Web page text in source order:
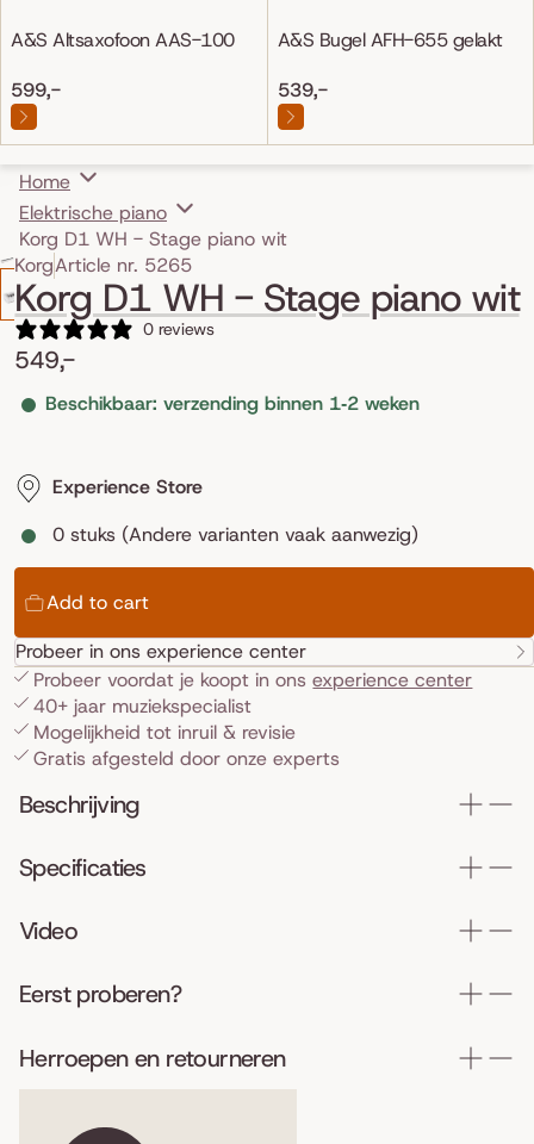
A&S Altsaxofoon AAS-100
599,-
A&S Bugel AFH-655 gelakt
539,-
Home
Elektrische piano
Korg D1 WH - Stage piano wit
Skip to product information
KorgArticle nr. 5265
Korg D1 WH - Stage piano wit
0 reviews
549,-
Beschikbaar: verzending binnen 1‑2 weken
Experience Store
0 stuks (Andere varianten vaak aanwezig)
Add to cart
Probeer in ons experience center
Probeer voordat je koopt in onsexperience center
40+ jaar muziekspecialist
Mogelijkheid tot inruil & revisie
Gratis afgesteld door onze experts
Beschrijving
Specificaties
Video
Eerst proberen?
Herroepen en retourneren